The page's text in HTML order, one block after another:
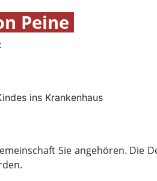
Peine
ins Krankenhaus
Sie angehören. Die